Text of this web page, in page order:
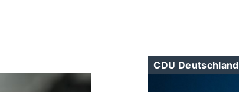
CDU Deutschland